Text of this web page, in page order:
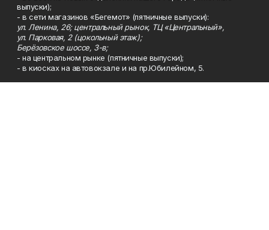
выпуски);
- в сети магазинов «Бегемот» (пятничные выпуски):
ул. Ленина, 26; центральный рынок, ТЦ «Центральный»,
ул. Парковая, 2 (цокольный этаж);
Берёзовское шоссе, 3-в;
- на центральном рынке (пятничные выпуски);
- в киосках на автовокзале и на пр.Юбилейном, 5.